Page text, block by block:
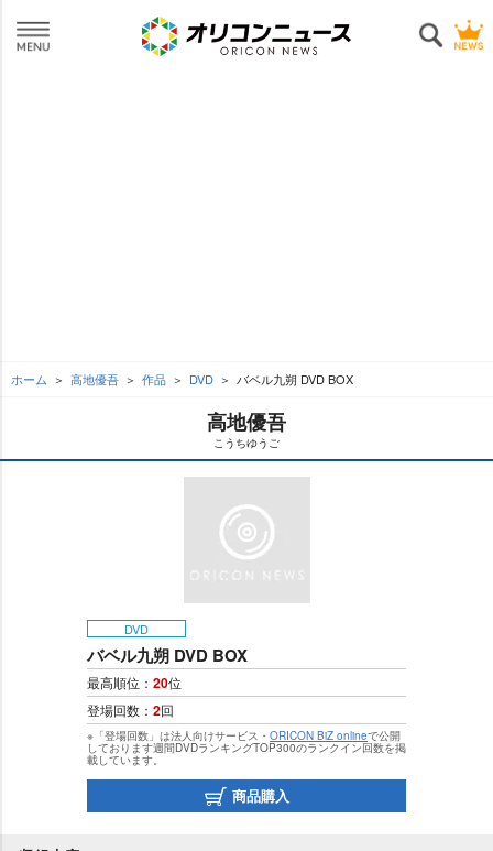
ホーム 高地優吾 作品 DVD バベル九朔 DVD BOX
高地優吾
こうちゆうご
DVD
バベル九朔 DVD BOX
最高順位： 20位
登場回数： 2回
※「登場回数」は法人向けサービス・ ORICON BiZ onlineで公開
しております週間DVDランキングTOP300のランクイン回数を掲
載しています。
商品購入